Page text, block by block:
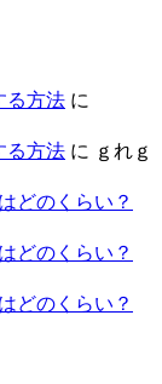
る方法 に
る方法 に ｇれｇ
どのくらい？
どのくらい？
どのくらい？